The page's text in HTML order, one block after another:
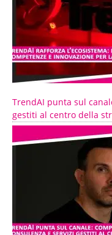
TrendAI punta sul
gestiti al centro della